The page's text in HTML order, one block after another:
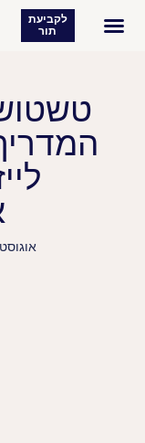
לקביעת
תור
אוגוסט 4,